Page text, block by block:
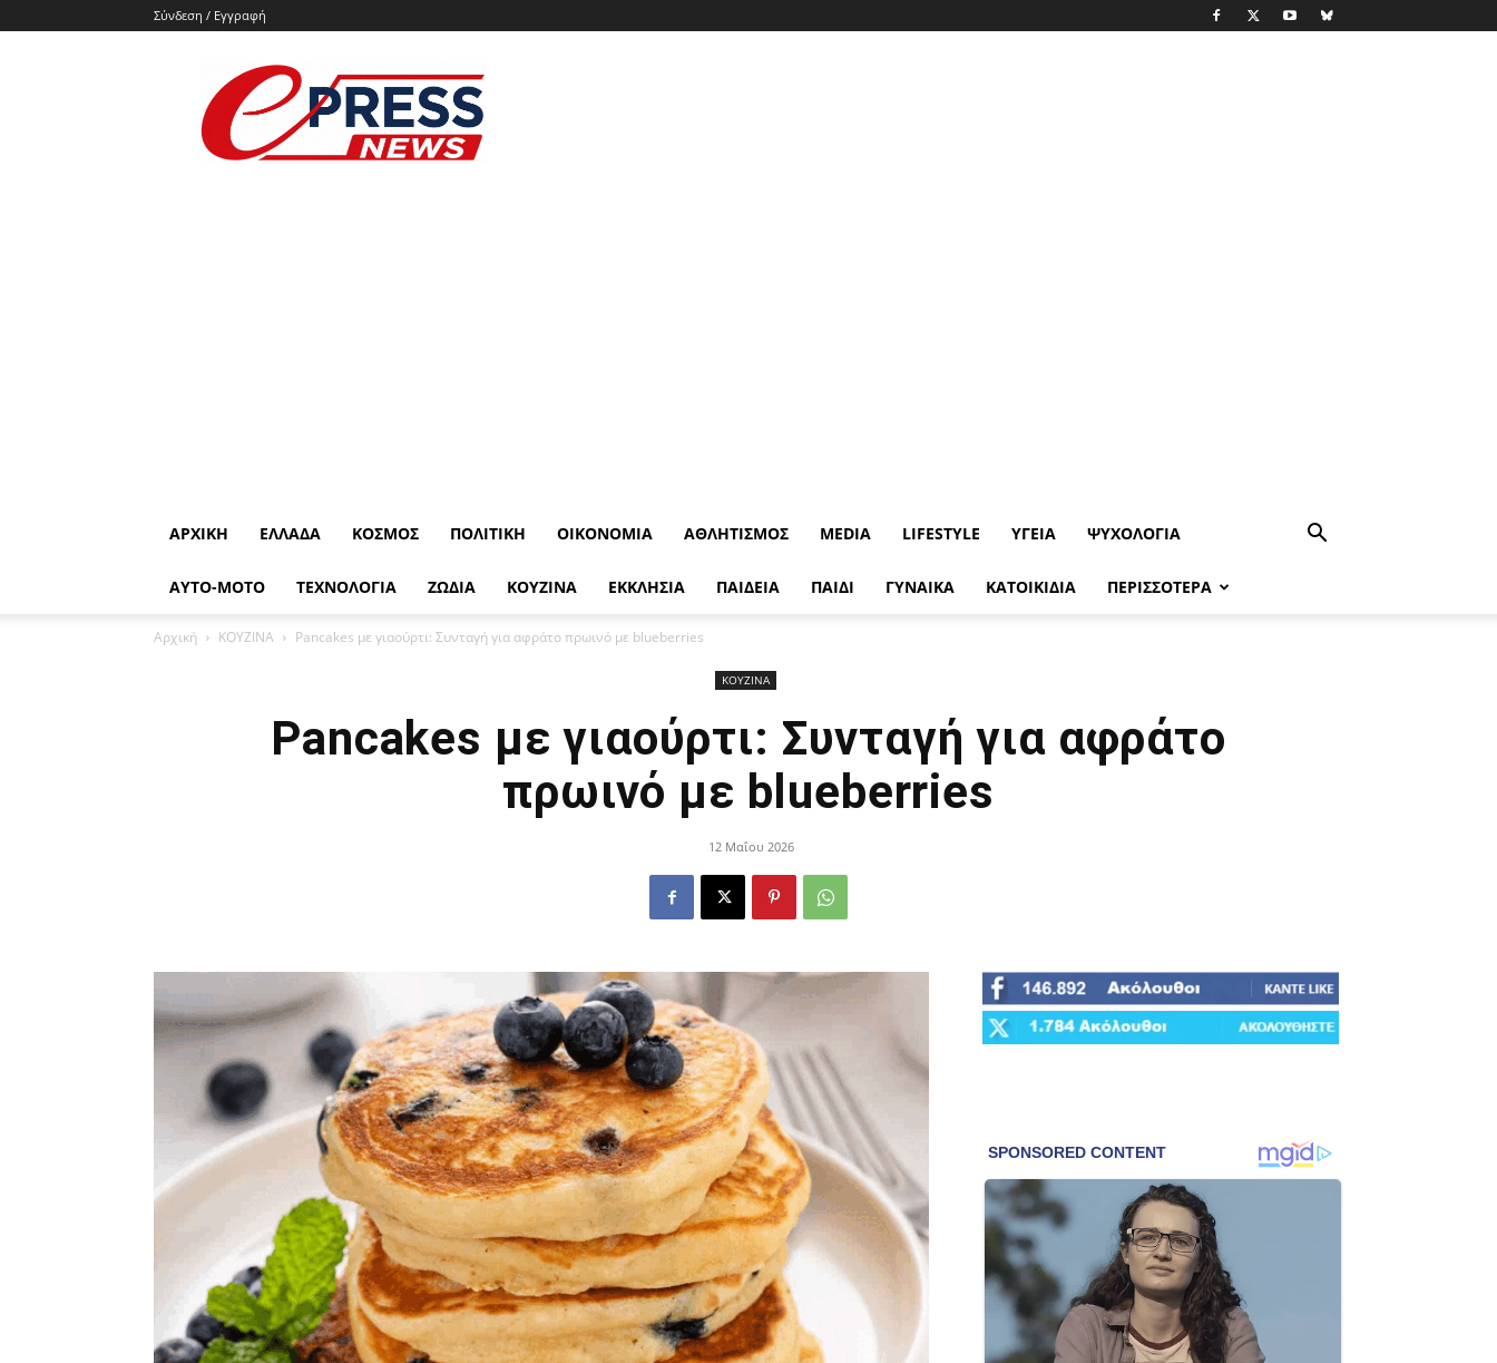
Σύνδεση / Εγγραφή
e-
press.gr
ΑΡΧΙΚΉ ΕΛΛΆΔΑ ΚΌΣΜΟΣ ΠΟΛΙΤΙΚΉ ΟΙΚΟΝΟΜΊΑ ΑΘΛΗΤΙΣΜΌΣ MEDIA LIFESTYLE ΥΓΕΊΑ ΨΥΧΟΛΟΓΙΑ
ΑΥΤΟ-ΜΟΤΟ ΤΕΧΝΟΛΟΓΙΑ ΖΩΔΙΑ ΚΟΥΖΙΝΑ ΕΚΚΛΗΣΙΑ ΠΑΙΔΕΙΑ ΠΑΙΔΙ ΓΥΝΑΙΚΑ ΚΑΤΟΙΚΙΔΙΑ ΠΕΡΙΣΣΟΤΕΡΑ
Αρχική ΚΟΥΖΙΝΑ Pancakes με γιαούρτι: Συνταγή για αφράτο πρωινό με blueberries
ΚΟΥΖΙΝΑ
Pancakes με γιαούρτι: Συνταγή για αφράτο
πρωινό με blueberries
12 Μαΐου 2026